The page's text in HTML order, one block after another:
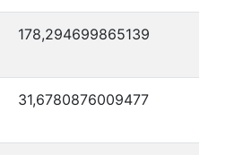
178,294699865139
31,6780876009477